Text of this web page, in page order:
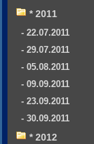
* 2011
- 22.07.2011
- 29.07.2011
- 05.08.2011
- 09.09.2011
- 23.09.2011
- 30.09.2011
* 2012